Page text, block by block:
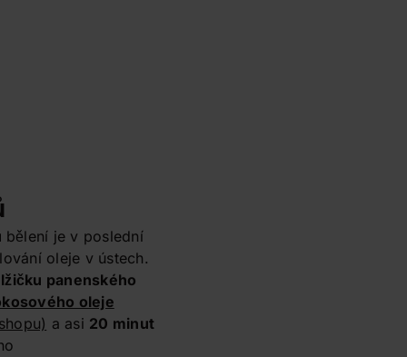
bělení je v poslední
oleje v ústech.
panenského
oleje
a asi 20 minut